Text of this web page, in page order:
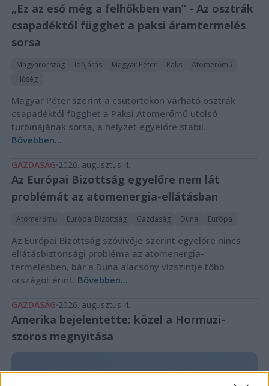
„Ez az eső még a felhőkben van” - Az osztrák
csapadéktól függhet a paksi áramtermelés
sorsa
Magyarország Időjárás Magyar Péter Paks
Atomerőmű
Hőség
Magyar Péter szerint a csütörtökön várható osztrák
csapadéktól függhet a Paksi Atomerőmű utolsó
turbinájának sorsa, a helyzet egyelőre stabil.
Bővebben...
GAZDASÁG 2026. augusztus 4.
Az Európai Bizottság egyelőre nem lát
problémát az atomenergia-ellátásban
Atomerőmű Európai Bizottság Gazdaság Duna Európa
Az Európai Bizottság szóvivője szerint egyelőre nincs
ellátásbiztonsági probléma az atomenergia-
termelésben, bár a Duna alacsony vízszintje több
országot érint. Bővebben...
GAZDASÁG 2026. augusztus 4.
Amerika bejelentette: közel a Hormuzi-
szoros megnyitása